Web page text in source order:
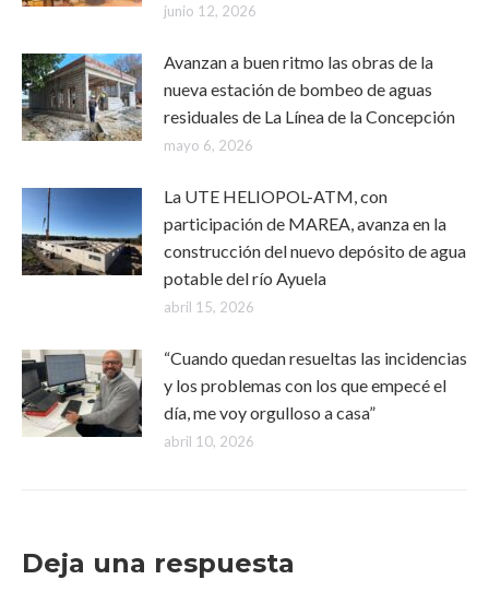
junio 12, 2026
Avanzan a buen ritmo las obras de la
nueva estación de bombeo de aguas
residuales de La Línea de la Concepción
mayo 6, 2026
La UTE HELIOPOL-ATM, con
participación de MAREA, avanza en la
construcción del nuevo depósito de agua
potable del río Ayuela
abril 15, 2026
“Cuando quedan resueltas las incidencias
y los problemas con los que empecé el
día, me voy orgulloso a casa”
abril 10, 2026
Deja una respuesta